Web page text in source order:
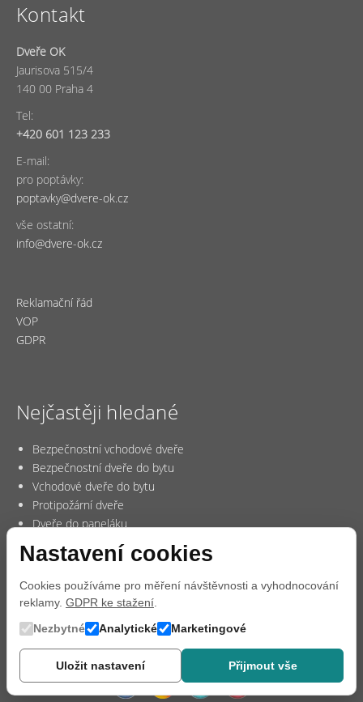
Kontakt
Dveře OK
Jaurisova 515/4
140 00 Praha 4
Tel:
+420 601 123 233
E-mail:
pro poptávky:
poptavky@dvere-ok.cz
vše ostatní:
info@dvere-ok.cz
Reklamační řád
VOP
GDPR
Nejčastěji hledané
Bezpečnostní vchodové dveře
Bezpečnostní dveře do bytu
Vchodové dveře do bytu
Protipožární dveře
Dveře do paneláku
Nastavení cookies
Cookies používáme pro měření návštěvnosti a vyhodnocování
reklamy. GDPR ke stažení
Nezbytné
Analytické Marketingové
Uložit nastavení Přijmout vše